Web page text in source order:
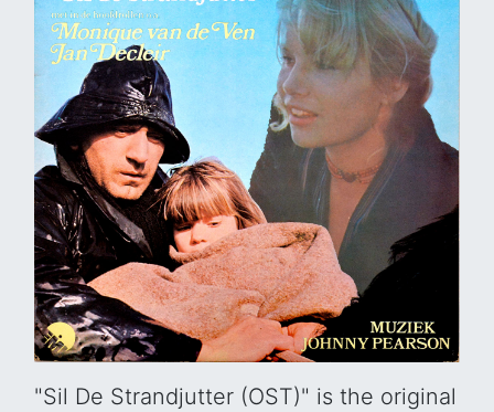
"Sil De Strandjutter (OST)" is the original